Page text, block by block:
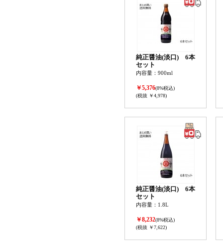
純正醤油(淡口) 6本
セット
内容量：900ml
￥5,376(8%税込)
(税抜 ￥4,978)
純正醤油(淡口) 6本
セット
内容量：1.8L
￥8,232(8%税込)
(税抜 ￥7,622)